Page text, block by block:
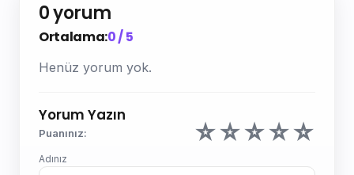
0 yorum
Ortalama:0 / 5
Henüz yorum yok.
Yorum Yazın
Puanınız: ☆☆☆☆☆
Adınız